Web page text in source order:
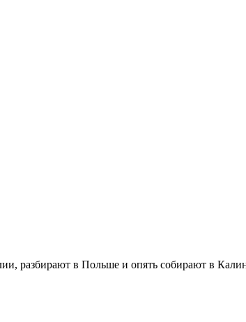
разбирают в Польше и опять собирают в